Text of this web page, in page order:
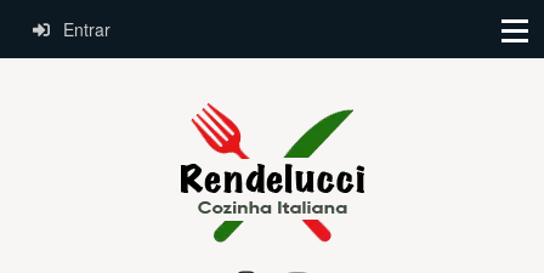
Entrar